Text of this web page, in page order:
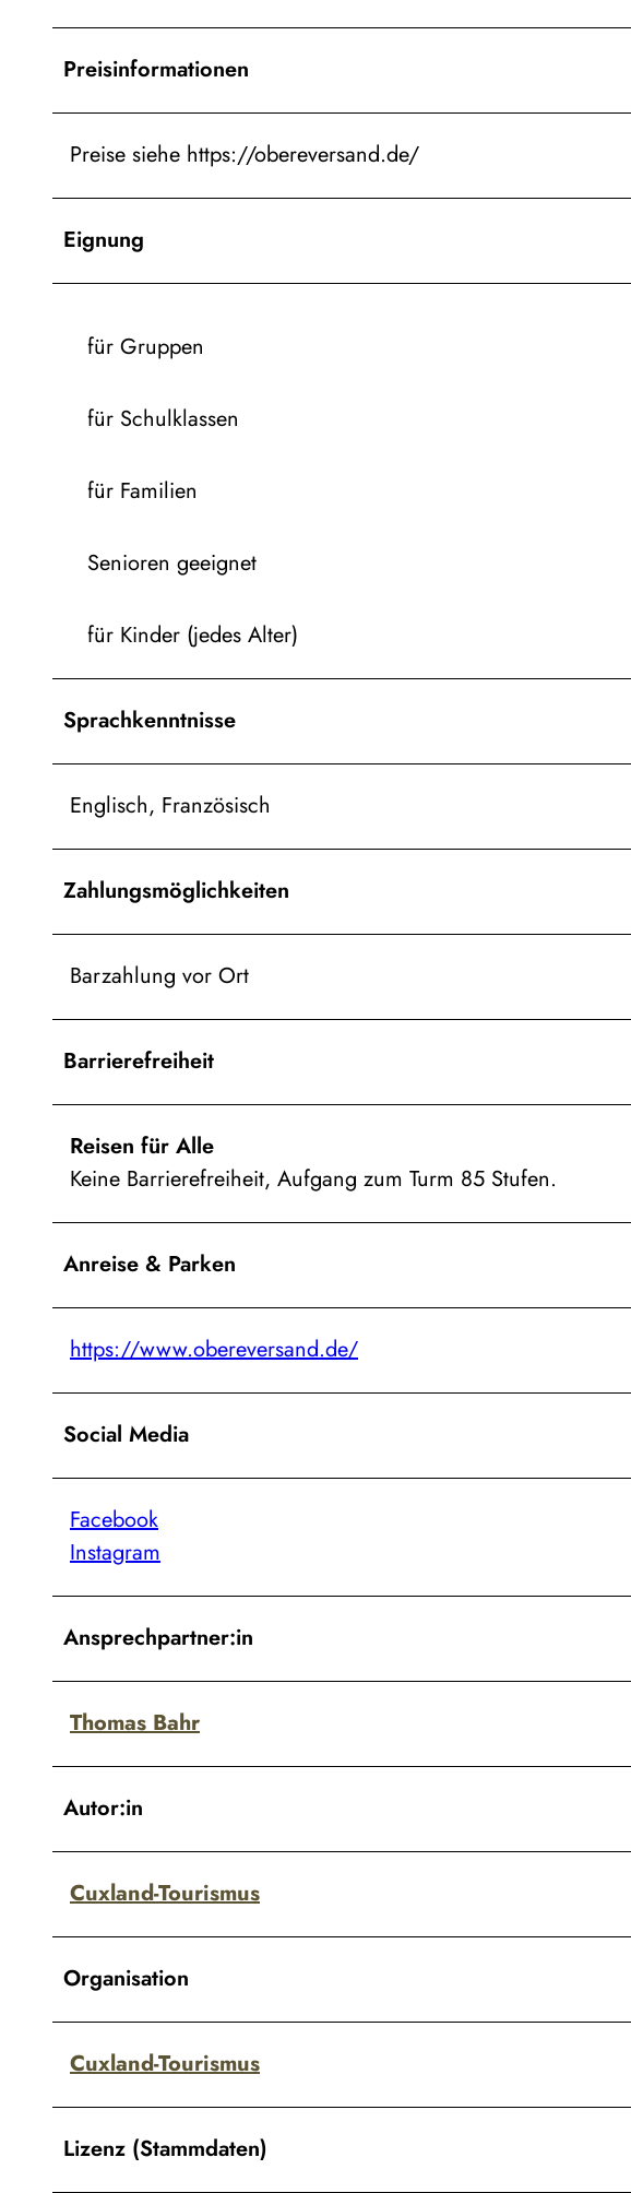
Preisinformationen
Preise siehe https://obereversand.de/
Eignung
für Gruppen
für Schulklassen
für Familien
Senioren geeignet
für Kinder (jedes Alter)
Sprachkenntnisse
Englisch, Französisch
Zahlungsmöglichkeiten
Barzahlung vor Ort
Barrierefreiheit
Reisen für Alle
Keine Barrierefreiheit, Aufgang zum Turm 85 Stufen.
Anreise & Parken
https://www.obereversand.de/
Social Media
Facebook
Instagram
Ansprechpartner:in
Thomas Bahr
Autor:in
Cuxland-Tourismus
Organisation
Cuxland-Tourismus
Lizenz (Stammdaten)